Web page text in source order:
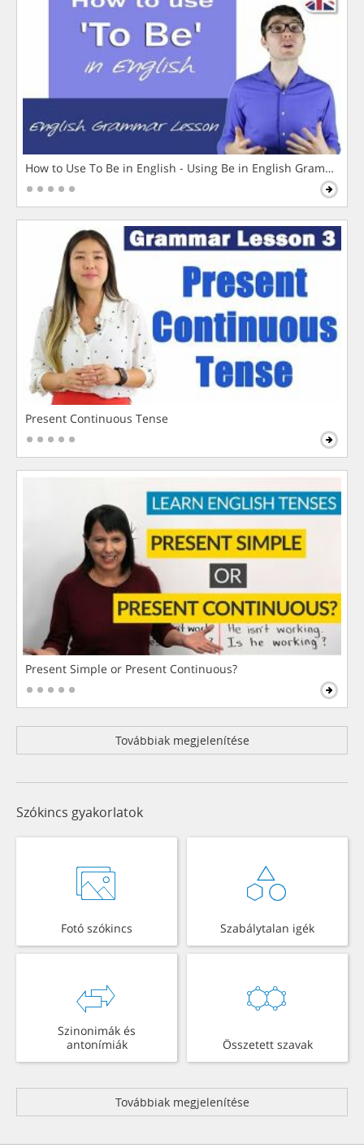
How to Use To Be in English - Using Be in English Grammar
Present Continuous Tense
Present Simple or Present Continuous?
Továbbiak megjelenítése
Szókincs gyakorlatok
Fotó szókincs Szabálytalan igék
Szinonimák és
antonímiák
Összetett szavak
Továbbiak megjelenítése